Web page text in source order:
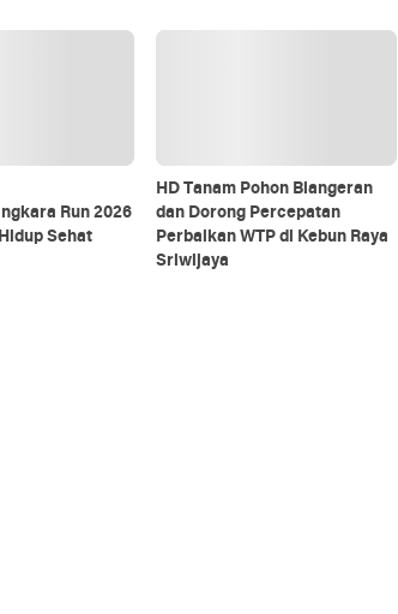
Run 2026
Sehat
HD Tanam Pohon Blangeran
dan Dorong Percepatan
Perbaikan WTP di Kebun Raya
Sriwijaya